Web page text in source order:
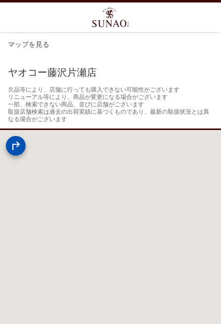
マップを見る
ヤオコー藤沢片瀬店
欠品等により、店舗に行っても購入できない可能性がございます
リニューアル等により、商品が変更になる場合がございます
一部、検索できない商品、並びに店舗がございます
取扱店舗検索は過去の出荷実績に基づくものであり、最新の取扱状況とは異
なる場合がございます